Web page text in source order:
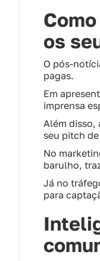
os
O pós-
pagas.
Em
imprensa
Além disso,
seu pitch
No
barulho,
Já no
para